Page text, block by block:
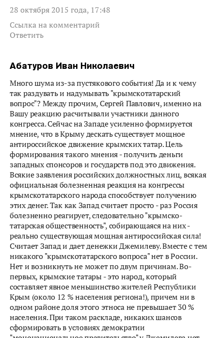
28 октября 2015 года, 17:48
Ссылка на комментарий
Ответить
Абатуров Иван Николаевич
Много шума из-за пустякового события! Да и к чему
так раздувать и надумывать "крымскотатарский
вопрос"? Между прочим, Сергей Павлович, именно на
Вашу реакцию расчитывали участники данного
конгресса. Сейчас на Западе усиленно формируется
мнение, что в Крыму дескать существует мощное
антироссийское движение крымских татар. Цель
формирования такого мнения - получить деньги
западных спонсоров и государств под это движения.
Всякие заявления российских должностных лиц, всякая
официальная болезненная реакция на конгрессы
крымскотатарского народа способствует получению
этих денег. Так как Запад считает просто - раз Россия
болезненно реагирует, следовательно "крымско-
татарская общественность", собирающаяся на них -
реально существующая мощная антироссийская сила!
Считает Запад и дает денежки Джемилеву. Вместе с тем
никакого "крымскотатарского вопроса" нет в России.
Нет и возникнуть не может по двум причинам. Во-
первых, крымские татары - это народ, который
составляет явное меньшинство жителей Республики
Крым (около 12 % населения региона!), причем ни в
одном районе доля этого этноса не превышает 30 %
населения. При таком раскладе, никаких шансов
сформировать в условиях демократии